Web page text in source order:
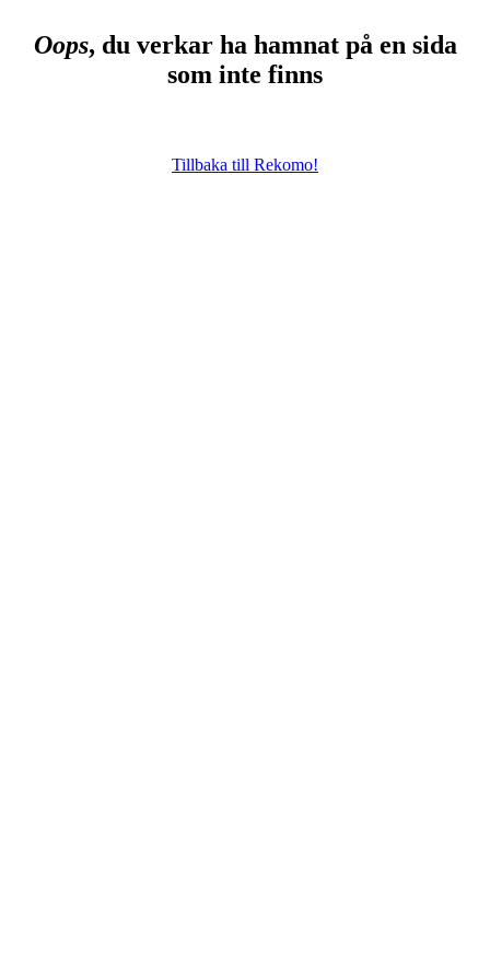
Oops, du verkar ha hamnat på en sida
som inte finns
Tillbaka till Rekomo!